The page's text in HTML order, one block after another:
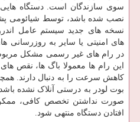
سوی سازندگان است. دستگاه
نصب شده باشد، توسط شیائومی
‌های امنیتی یا سایر به‌ روزرسانی‌
در رام های غیر رسمی مشکل
این رام ‌ها معمولا باگ‌ ها، نقص‌
کاهش سرعت را به دنبال دارند.
بوت لودر به درستی آنلاک نشده
صورت نداشتن تخصص کافی،
افتادن دستگاه منتهی شود.